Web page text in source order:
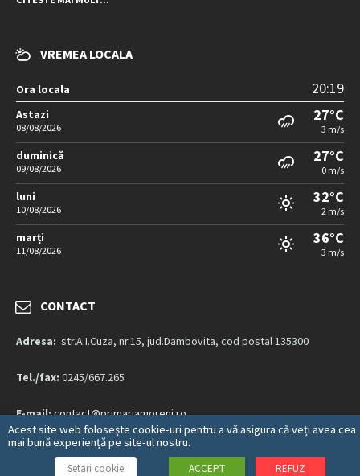
VREMEA LOCALA
Ora locala 20:19
Astazi
08/08/2026
27°C
3 m/s
duminică
09/08/2026
27°C
0 m/s
luni
10/08/2026
32°C
2 m/s
marți
11/08/2026
36°C
3 m/s
CONTACT
Adresa: str.A.I.Cuza, nr.15, jud.Dambovita, cod postal 135300
Tel./fax: 0245/667.265
E-mail:contact@primariamoreni.ro
Mai multe detalii…
Acest site web folosește cookie-uri pentru a vă asigura că veți avea cea
mai bună experiență pe site-ul nostru.
Setari cookie ACCEPT REFUZ